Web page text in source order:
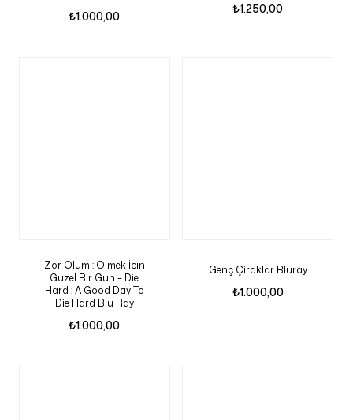
₺1.000,00
₺1.250,00
Zor Olum : Olmek İcin
Guzel Bir Gun – Die
Hard : A Good Day To
Die Hard Blu Ray
₺1.000,00
Genç Çiraklar Bluray
₺1.000,00